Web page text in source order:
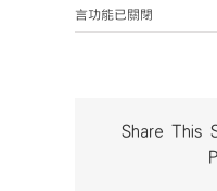
言功能已關閉
Share This